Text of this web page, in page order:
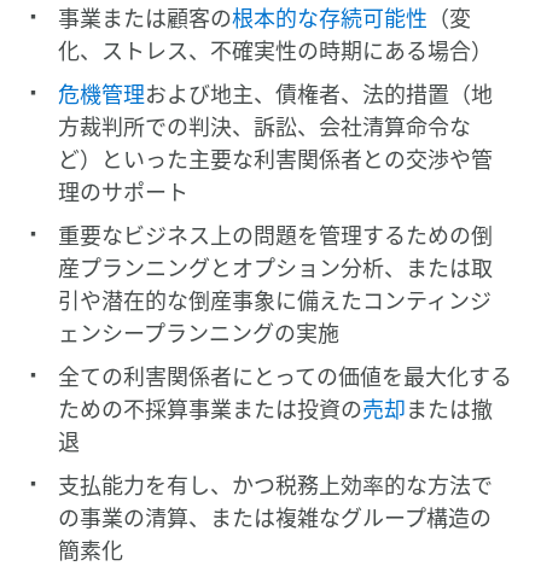
事業または顧客の根本的な存続可能性 （変
化、ストレス、不確実性の時期にある場合）
危機管理および地主、債権者、法的措置（地
方裁判所での判決、訴訟、会社清算命令な
ど）といった主要な利害関係者との交渉や管
理のサポート
重要なビジネス上の問題を管理するための倒
産プランニングとオプション分析、または取
引や潜在的な倒産事象に備えたコンティンジ
ェンシープランニングの実施
全ての利害関係者にとっての価値を最大化する
ための不採算事業または投資の売却または撤
退
支払能力を有し、かつ税務上効率的な方法で
の事業の清算、または複雑なグループ構造の
簡素化